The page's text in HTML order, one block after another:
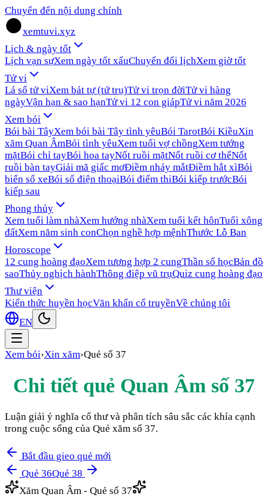
Chuyển đến nội dung chính
xemtuvi.xyz
Lịch & ngày tốt
Lịch vạn sựXem ngày tốt xấuChuyển đổi lịchXem giờ tốt
Tử vi
Lá số tử viXem bát tự (tứ trụ)Tử vi trọn đờiTử vi hàng
ngàyVận hạn & sao hạnTử vi 12 con giápTử vi năm 2026
Xem bói
Bói bài TâyXem bói bài Tây tình yêuBói TarotBói KiềuXin
xăm Quan ÂmBói tình yêuXem tuổi vợ chồngXem tướng
mặtBói chỉ tayBói hoa tayNốt ruồi mặtNốt ruồi cơ thểNốt
ruồi bàn tayGiải mã giấc mơĐiềm nháy mắtĐiềm hắt xìBói
biển số xeBói số điện thoạiBói điểm thiBói kiếp trướcBói
kiếp sau
Phong thủy
Xem tuổi làm nhàXem hướng nhàXem tuổi kết hônTuổi xông
đấtXem năm sinh conChọn nghề hợp mệnhThước Lỗ Ban
Horoscope
12 cung hoàng đạoXem tương hợp 2 cungThần số họcBản đồ
saoThủy nghịch hànhThông điệp vũ trụQuiz cung hoàng đạo
Thư viện
Kiến thức huyền họcVăn khấn cổ truyềnVề chúng tôi
EN
Xem bói›Xin xăm›Quẻ số 37
Chi tiết quẻ Quan Âm số 37
Luận giải ý nghĩa cổ thư và phân tích sâu sắc các khía cạnh
trong cuộc sống của Quẻ xăm số 37.
Bắt đầu gieo quẻ mới
Quẻ 36Quẻ 38
Xăm Quan Âm - Quẻ số 37